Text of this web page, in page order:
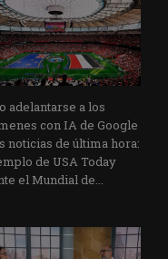
adelantarse a los
con IA de Google
noticias de última hora:
de USA Today
el Mundial de...